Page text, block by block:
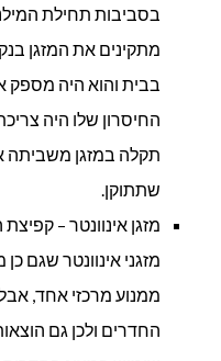
בסביבות תחילת
מתקינים את המזגן
בבית והוא היה מספק
החיסרון שלו היה
תקלה במזגן משביתה
שתתוקן.
מזגן אינוונטר –
מזגני אינוונטר שגם
ממנוע מרכזי אחד, אבל
החדרים ולכן גם